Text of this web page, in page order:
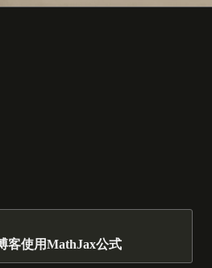
客使用MathJax公式